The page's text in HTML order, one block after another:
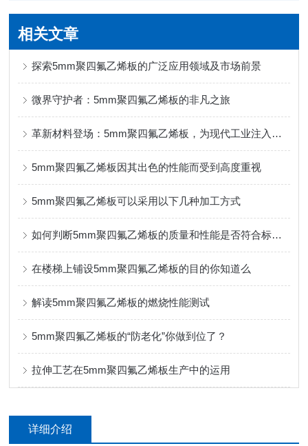
相关文章
探索5mm聚四氟乙烯板的广泛应用领域及市场前景
微界守护者：5mm聚四氟乙烯板的非凡之旅
革新材料登场：5mm聚四氟乙烯板，为现代工业注入新活力
5mm聚四氟乙烯板因其出色的性能而受到高度重视
5mm聚四氟乙烯板可以采用以下几种加工方式
如何判断5mm聚四氟乙烯板的质量和性能是否符合标准要求
在楼梯上铺设5mm聚四氟乙烯板的目的你知道么
解读5mm聚四氟乙烯板的燃烧性能测试
5mm聚四氟乙烯板的“防老化”你做到位了？
拉伸工艺在5mm聚四氟乙烯板生产中的运用
详细介绍